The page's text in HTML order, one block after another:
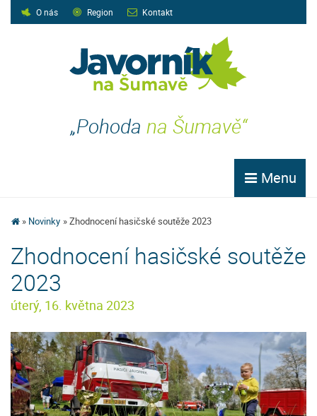
O nás Region Kontakt
„Pohoda na Šumavě“
Menu
Novinky Zhodnocení hasičské soutěže 2023
Zhodnocení hasičské soutěže
2023
úterý, 16. května 2023